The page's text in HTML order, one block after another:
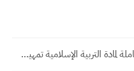
اسماء الوجبة الاولى للمتقدمين على راتب الرعاية الاجتماعية ٢٠٢٣